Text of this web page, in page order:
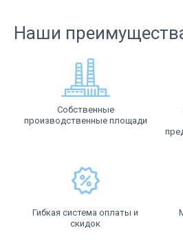
Наши
Собственные
производственные площади
Гибкая система оплаты и
скидок